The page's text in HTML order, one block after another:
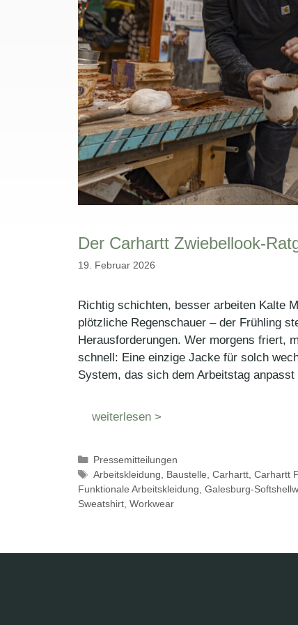
Der Carhartt Zwiebellook-
19. Februar 2026
Richtig schichten, besser arbeiten Kalte
plötzliche Regenschauer – der Frühling
Herausforderungen. Wer morgens friert,
schnell: Eine einzige Jacke für solch
System, das sich dem Arbeitstag
weiterlesen >
Kategorien
Pressemitteilungen
Schlagwörter
Arbeitskleidung Baustelle Carhartt, Carhartt
Funktionale Arbeitskleidung Galesburg-
Sweatshirt Workwear